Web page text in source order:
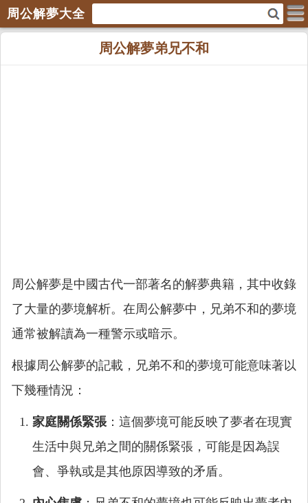
周公解夢大全
周公解夢弟兄不和
周公解夢是中國古代一部著名的解夢典籍，其中收錄
了大量的夢境解析。在周公解夢中，兄弟不和的夢境
通常被解讀為一種警示或暗示。
根據周公解夢的記載，兄弟不和的夢境可能意味著以
下幾種情況：
家庭關係緊張：這個夢境可能反映了夢者在現實
生活中與兄弟之間的關係緊張，可能是因為誤
會、爭執或是其他原因導致的矛盾。